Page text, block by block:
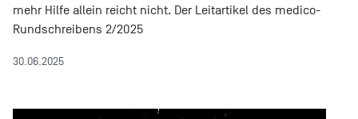
mehr Hilfe allein reicht nicht. Der Leitartikel des medico-
Rundschreibens 2/2025
30.06.2025